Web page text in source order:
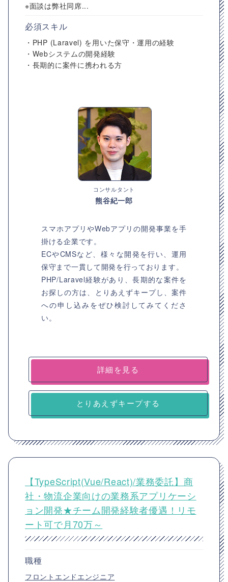
※面談は弊社同席...
必須スキル
・PHP (Laravel) を用いた保守・運用の経験
・Webシステムの開発経験
・長期的に案件に携われる方
コンサルタント
熊谷紀一郎
スマホアプリやWebアプリの開発事業を手
掛ける企業です。
ECやCMSなど、様々な開発を行い、運用
保守まで一貫して開発を行っております。
PHP/Laravel経験があり、長期的な案件を
お探しの方は、とりあえずキープし、案件
への申し込みをぜひ検討してみてくださ
い。
詳細を見る
とりあえずキープする
【TypeScript(Vue/React)/業務委託】商
社・物流企業向けの業務系アプリケーシ
ョン開発★チーム開発経験者優遇！リモ
ート可で月70万～
職種
フロントエンドエンジニア